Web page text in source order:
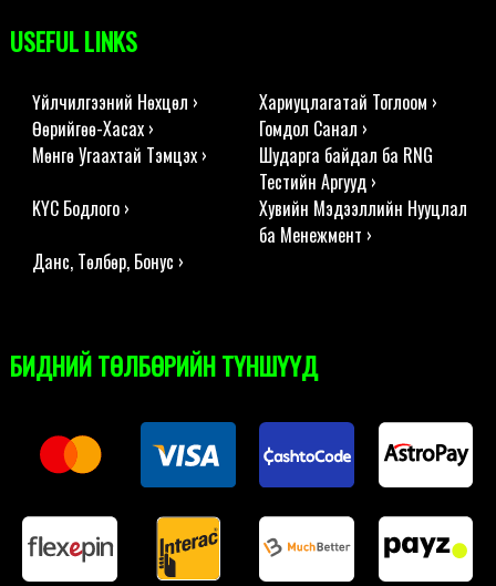
USEFUL LINKS
Үйлчилгээний Нөхцөл ›
Хариуцлагатай Тоглоом ›
Өөрийгөө-Хасах ›
Гомдол Санал ›
Мөнгө Угаахтай Тэмцэх ›
Шударга байдал ба RNG
Тестийн Аргууд ›
KYC Бодлого ›
Хувийн Мэдээллийн Нууцлал
ба Менежмент ›
Данс, Төлбөр, Бонус ›
БИДНИЙ ТӨЛБӨРИЙН ТҮНШҮҮД